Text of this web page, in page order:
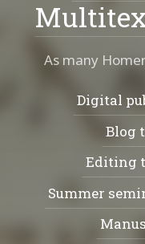
As many
Digital
Blog
Editing
Summer